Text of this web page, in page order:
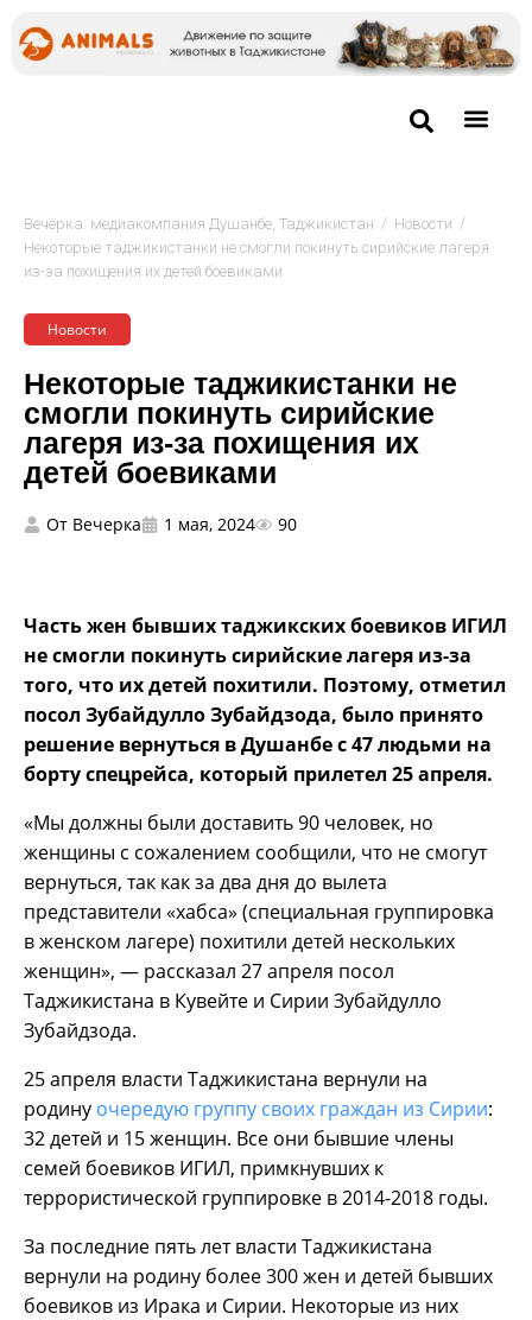
Вечёрка: медиакомпания Душанбе, Таджикистан / Новости /
Некоторые таджикистанки не смогли покинуть сирийские лагеря
из-за похищения их детей боевиками
Новости
Некоторые таджикистанки не
смогли покинуть сирийские
лагеря из-за похищения их
детей боевиками
От Вечерка 1 мая, 2024 90
Часть жен бывших таджикских боевиков ИГИЛ
не смогли покинуть сирийские лагеря из-за
того, что их детей похитили. Поэтому, отметил
посол Зубайдулло Зубайдзода, было принято
решение вернуться в Душанбе с 47 людьми на
борту спецрейса, который прилетел 25 апреля.
«Мы должны были доставить 90 человек, но
женщины с сожалением сообщили, что не смогут
вернуться, так как за два дня до вылета
представители «хабса» (специальная группировка
в женском лагере) похитили детей нескольких
женщин», — рассказал 27 апреля посол
Таджикистана в Кувейте и Сирии Зубайдулло
Зубайдзода.
25 апреля власти Таджикистана вернули на
родину очередую группу своих граждан из Сирии:
32 детей и 15 женщин. Все они бывшие члены
семей боевиков ИГИЛ, примкнувших к
террористической группировке в 2014-2018 годы.
За последние пять лет власти Таджикистана
вернули на родину более 300 жен и детей бывших
боевиков из Ирака и Сирии. Некоторые из них